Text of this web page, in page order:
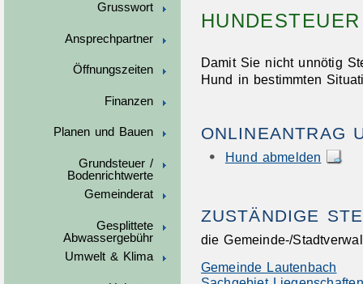
Grusswort
Ansprechpartner
Öffnungszeiten
Finanzen
Planen und Bauen
Grundsteuer /
Bodenrichtwerte
Gemeinderat
Gesplittete
Abwassergebühr
Umwelt & Klima
Damit Sie nicht unnötig
Hund in bestimmten
ONLINEANTRAG
Hund abmelden
ZUSTÄNDIGE
die Gemeinde-/
Gemeinde Lautenbach